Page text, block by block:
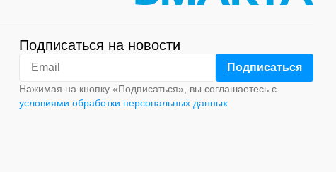
Подписаться на новости
Нажимая на кнопку «Подписаться», вы соглашаетесь с
условиями обработки персональных данных